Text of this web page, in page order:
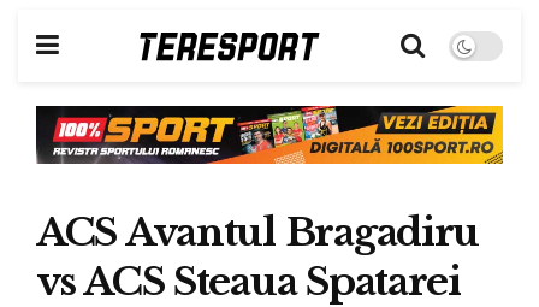
ACS Avantul Bragadiru
vs ACS Steaua Spatarei